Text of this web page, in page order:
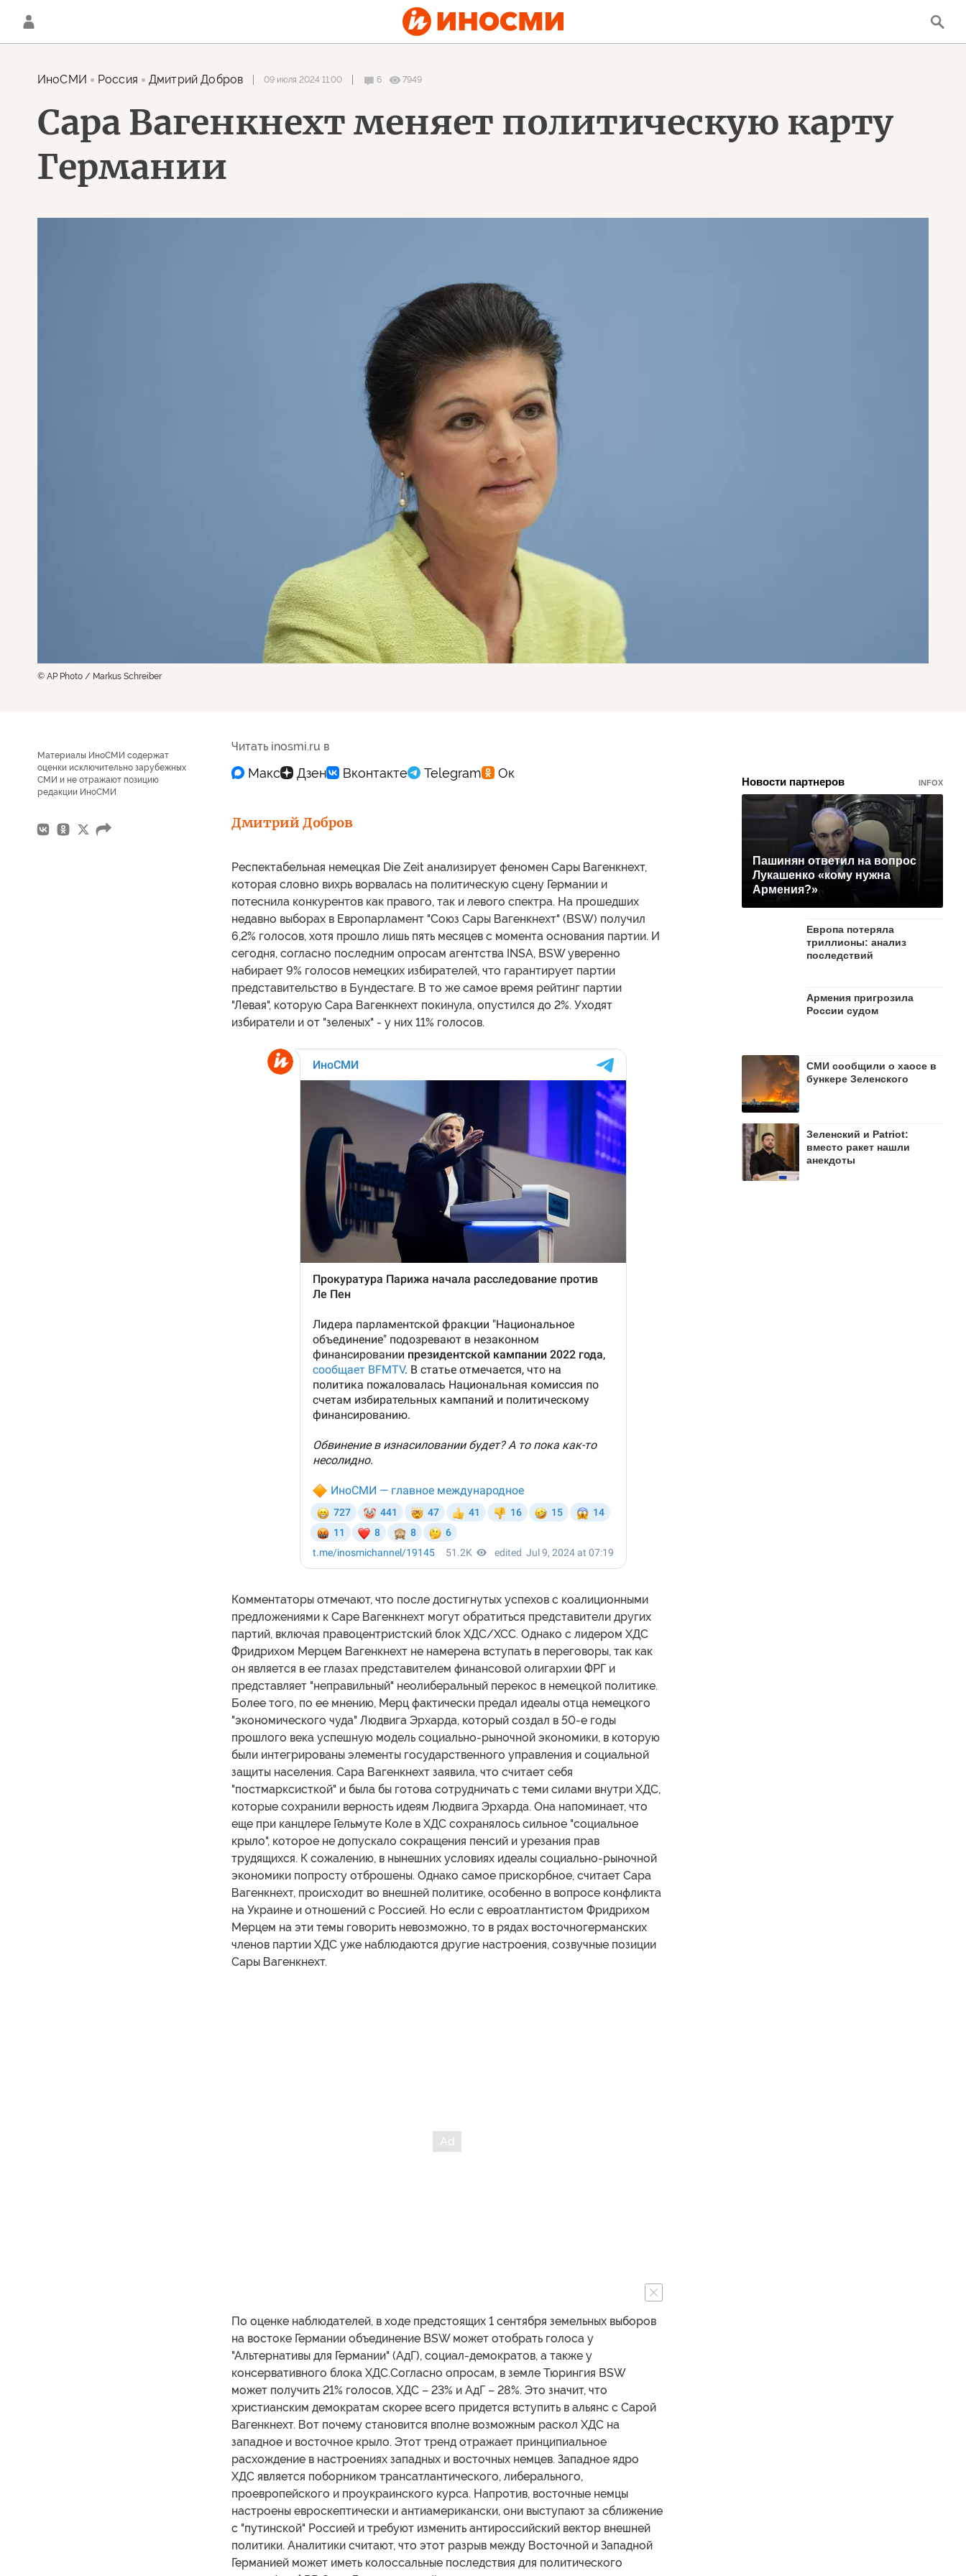
ИноСМИ Россия Дмитрий Добров 09 июля 2024 11:00 6 7949
Сара Вагенкнехт меняет политическую карту
Германии
© AP Photo / Markus Schreiber
Материалы ИноСМИ содержат
оценки исключительно зарубежных
СМИ и не отражают позицию
редакции ИноСМИ
Читать inosmi.ru в
Дмитрий Добров
Респектабельная немецкая Die Zeit анализирует феномен Сары Вагенкнехт,
которая словно вихрь ворвалась на политическую сцену Германии и
потеснила конкурентов как правого, так и левого спектра. На прошедших
недавно выборах в Европарламент "Союз Сары Вагенкнехт" (BSW) получил
6,2% голосов, хотя прошло лишь пять месяцев с момента основания партии. И
сегодня, согласно последним опросам агентства INSA, BSW уверенно
набирает 9% голосов немецких избирателей, что гарантирует партии
представительство в Бундестаге. В то же самое время рейтинг партии
"Левая", которую Сара Вагенкнехт покинула, опустился до 2%. Уходят
избиратели и от "зеленых" - у них 11% голосов.
Комментаторы отмечают, что после достигнутых успехов с коалиционными
предложениями к Саре Вагенкнехт могут обратиться представители других
партий, включая правоцентристский блок ХДС/ХСС. Однако с лидером ХДС
Фридрихом Мерцем Вагенкнехт не намерена вступать в переговоры, так как
он является в ее глазах представителем финансовой олигархии ФРГ и
представляет "неправильный" неолиберальный перекос в немецкой политике.
Более того, по ее мнению, Мерц фактически предал идеалы отца немецкого
"экономического чуда" Людвига Эрхарда, который создал в 50-е годы
прошлого века успешную модель социально-рыночной экономики, в которую
были интегрированы элементы государственного управления и социальной
защиты населения. Сара Вагенкнехт заявила, что считает себя
"постмарксисткой" и была бы готова сотрудничать с теми силами внутри ХДС,
которые сохранили верность идеям Людвига Эрхарда. Она напоминает, что
еще при канцлере Гельмуте Коле в ХДС сохранялось сильное "социальное
крыло", которое не допускало сокращения пенсий и урезания прав
трудящихся. К сожалению, в нынешних условиях идеалы социально-рыночной
экономики попросту отброшены. Однако самое прискорбное, считает Сара
Вагенкнехт, происходит во внешней политике, особенно в вопросе конфликта
на Украине и отношений с Россией. Но если с евроатлантистом Фридрихом
Мерцем на эти темы говорить невозможно, то в рядах восточногерманских
членов партии ХДС уже наблюдаются другие настроения, созвучные позиции
Сары Вагенкнехт.
По оценке наблюдателей, в ходе предстоящих 1 сентября земельных выборов
на востоке Германии объединение BSW может отобрать голоса у
"Альтернативы для Германии" (АдГ), социал-демократов, а также у
консервативного блока ХДС.Согласно опросам, в земле Тюрингия BSW
может получить 21% голосов, ХДС – 23% и АдГ – 28%. Это значит, что
христианским демократам скорее всего придется вступить в альянс с Сарой
Вагенкнехт. Вот почему становится вполне возможным раскол ХДС на
западное и восточное крыло. Этот тренд отражает принципиальное
расхождение в настроениях западных и восточных немцев. Западное ядро
ХДС является поборником трансатлантического, либерального,
проевропейского и проукраинского курса. Напротив, восточные немцы
настроены евроскептически и антиамерикански, они выступают за сближение
с "путинской" Россией и требуют изменить антироссийский вектор внешней
политики. Аналитики считают, что этот разрыв между Восточной и Западной
Германией может иметь колоссальные последствия для политического
Новости партнеров INFOX
Пашинян ответил на вопрос
Лукашенко «кому нужна
Армения?»
Европа потеряла
триллионы: анализ
последствий
Армения пригрозила
России судом
СМИ сообщили о хаосе в
бункере Зеленского
Зеленский и Patriot:
вместо ракет нашли
анекдоты